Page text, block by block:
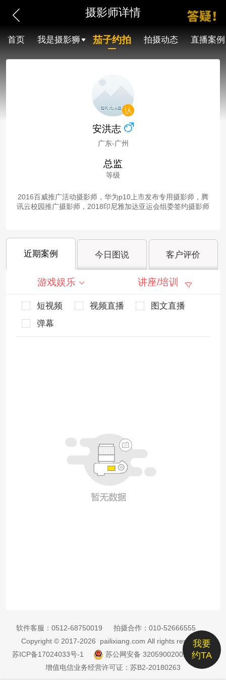
摄影师详情
首页 我是摄影狮 茄子约拍 拍摄动态 直播案例
安洪志
广东-广州
总监
等级
2016百威推广活动摄影师，华为p10上市发布专用摄影师，腾
讯云校园推广摄影师，2018印尼雅加达亚运会组委签约摄影师
近期案例 今日图说 客户评价
游戏娱乐 讲座/培训
短视频 视频直播
图文直播
弹幕
我要
约TA
软件客服： 0512-68750019 拍摄合作： 010-52666555
Copyright © 2017-2026 pailixiang.com All rights reserved
苏ICP备17024033号-1
苏公网安备 32059002002885号
增值电信业务经营许可证：苏B2-20180263